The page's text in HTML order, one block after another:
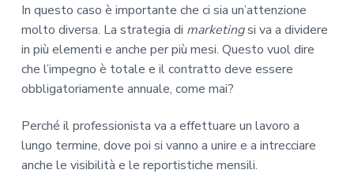
In questo caso è importante che ci sia un’attenzione
molto diversa. La strategia di marketingsi va a dividere
in più elementi e anche per più mesi. Questo vuol dire
che l’impegno è totale e il contratto deve essere
obbligatoriamente annuale, come mai?
Perché il professionista va a effettuare un lavoro a
lungo termine, dove poi si vanno a unire e a intrecciare
anche le visibilità e le reportistiche mensili.